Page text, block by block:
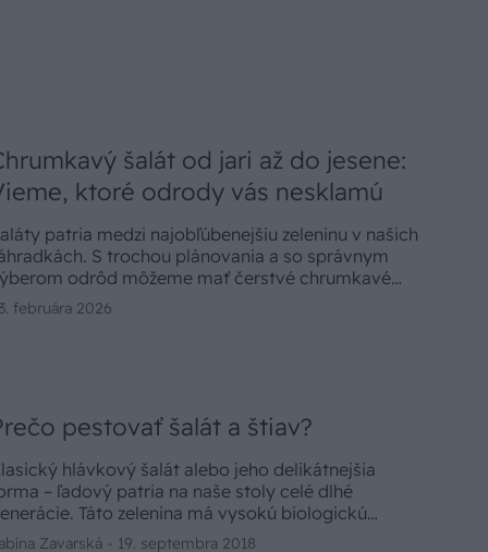
šalát od jari až do jesene:
ktoré odrody vás nesklamú
patria medzi najobľúbenejšiu zeleninu v našich
S trochou plánovania a so správnym
odrôd môžeme mať čerstvé chrumkavé
k dispozícii od skorej jari až do jesene. Poďme si
februára 2026
pestovať šalát a štiav?
hlávkový šalát alebo jeho delikátnejšia
– ľadový patria na naše stoly celé dlhé
Táto zelenina má vysokú biologickú
Nemenej hodnotný je štiav, ktorému sa
Zavarská - 19. septembra 2018